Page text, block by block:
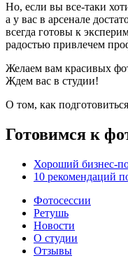
Но, если вы все-таки
а у вас в арсенале
всегда готовы к
радостью привлечем
Желаем вам красивых
Ждем вас в студии!
О том, как
Готовимся к
Хороший бизнес-
10 рекомендаций
Фотосессии
Ретушь
Новости
О студии
Отзывы